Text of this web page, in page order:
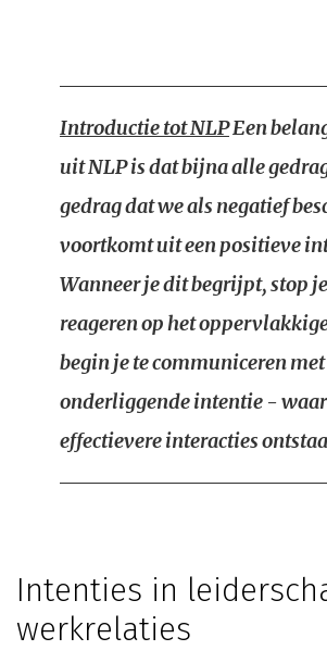
Introductie tot NLPEen
uit NLP is dat bijna alle
gedrag dat we als negatief
voortkomt uit een positieve
Wanneer je dit begrijpt, stop
reageren op het
begin je te communiceren
onderliggende intentie -
effectievere interacties
Intenties in
werkrelaties